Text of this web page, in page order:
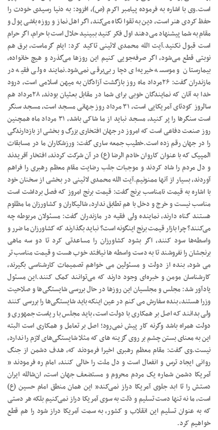
است.وی با اشاره به فرموده پیامبر اکرم (ص)، افزود: به دنیا رسیدی خودت را
حفظ کردی هنر است، دین به تقوا نگاه می‌کند، اگر اهل نماز و روزه باشی پول و
مقام به شما پیشنهاد می‌دهند اول فکر کنید ببینید حلال است با حرام، اگر حرام
است قبول نکنید.آیت الله محمدی لائینی تاکید کرد: ایام گرماست، برق هم
نوبتی قطع می‌شود، اگر صرفه‌جویی کنیم این روزها می‌گذرد و هیچ خانواده،
بیمارستان و موسسه خیریه‌ای دچار بی‌برقی نمی‌شود.نماینده ولی فقیه در
مازندران گفت: ۲۶مرداد ماه روز بازگشت آزادگان به میهن اسلامی است، درود
خدا به آنان که نمایندگان خوبی برای شما در مقابل بعثیان بودند، ۲۸مرداد هم
سالروز کودتای آمریکایی است، ۳۱ مرداد روز جهانی مسجد است، مسجد سنگر
است سنگرها را پر کنید، مسجد نباید از ما شاکی باشد، ۳۱ مرداد ماه همچنین
روز صنعت دفاعی است که امروز در جهان افتخاری بزرگ و بخشی از بازدارندگی
را در جهان رقم زده است.خطیب جمعه ساری گفت: ورزشکاران ما در مسابقات
المپیک که با عنوان کاروان خادم الرضا (ع) در آن شرکت کردند، افتخار آفریدند
و دل مردم را شاد کردند و موجبات جلب رضایت مقام معظم رهبری را فراهم
آوردند، بسیار از آنها ممنونیم.آیت الله محمدی لائینی در بخشی از سخنان خود
با اشاره به قیمت نامناسب برنج گفت: قیمت برنج امروز که فصل برداشت است
مناسب نیست و خرج و دخل با هم تطابق ندارد، شالیکاران و کشاورزان ما مظلوم
هستند گناه دارند، نماینده ولی فقیه در مازندران گفت: مسئولان مربوطه چه
می‌کنند؟ چرا بازار قیمت برنج اینگونه است؟ نباید بگذارند که کشاورزان ما ضرر و
واسطه‌ها سود کنند، اگر بشود کشاورزان را مساعدتی کرد تا دو سه ماهی
برنجشان را نفروشند تا به دست واسطه ها نیافتد خوب هست و قیمت مناسب تر
می شود، بنده از دولت و مسئولین می خواهم تصمیمات کارشناسی بگیرند،
کارشناسان مومن و خبره‌ای وجود دارند که می‌توانند کمک کنند‌.این مسئول
یادآور شد: مجلس و مجلسیان این روزها در حال بررسی شایستگی‌ها و صلاحیت
وزرا هستند، بنده سفارش می کنم در عین اینکه باید شایستگی‌ها را بررسی کنند
ولی بدانند که اصل بر همکاری با دولت است، باید مجلس با ریاست جمهوری و
دولت همراه باشد وگرنه کار پیش نمی‌رود؛ اصل بر تعامل و همکاری است البته
این به معنای بستن چشم بر روی گزینه های که مثلا شایستگی‌های لازم را ندارد،
نیست.وی گفت: مقام معظم رهبری اخیرا فرمودند که، هدف دشمن از جنگ
روانی ایجاد ترس و انفعال است و دل ملت را خالی کنند، امام ره فرمودند ”
آمریکا دشمن شماره یک مردم محروم و مستضعف جهان است، ان‌شالله ایران
دستش را تا ابد جلوی آمریکا دراز نمی‌کند” این همان منطق امام حسین (ع)
است، ما نه تنها دست تسلیم و ذلت به سوی آمریکا دراز نمی‌کنیم بلکه هر دستی
که به عنوان تسلیم این انقلاب و کشور، به سمت آمريکا دراز شود را هم قطع
خواهیم کرد.